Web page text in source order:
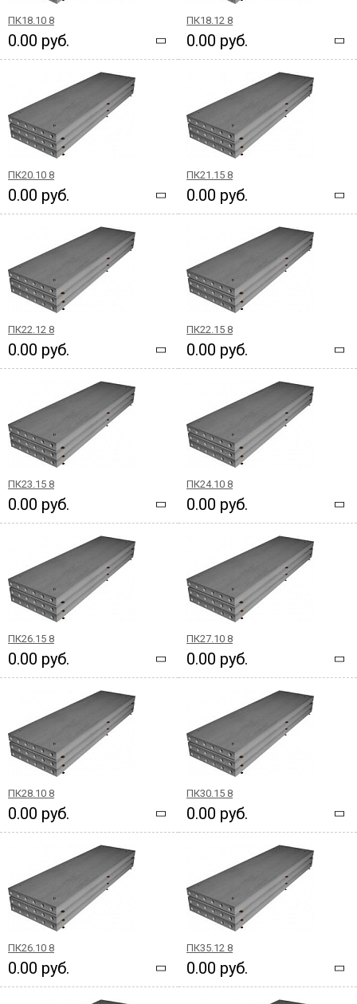
ПК18.10 8
0.00 руб.
ПК18.12 8
0.00 руб.
ПК20.10 8
0.00 руб.
ПК21.15 8
0.00 руб.
ПК22.12 8
0.00 руб.
ПК22.15 8
0.00 руб.
ПК23.15 8
0.00 руб.
ПК24.10 8
0.00 руб.
ПК26.15 8
0.00 руб.
ПК27.10 8
0.00 руб.
ПК28.10 8
0.00 руб.
ПК30.15 8
0.00 руб.
ПК26.10 8
0.00 руб.
ПК35.12 8
0.00 руб.